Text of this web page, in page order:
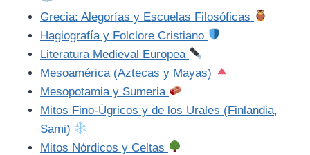
Grecia: Alegorías y Escuelas Filosóficas
Hagiografía y Folclore Cristiano
Literatura Medieval Europea
Mesoamérica (Aztecas y Mayas)
Mesopotamia y Sumeria
Mitos Fino-Úgricos y de los Urales (Finlandia,
Sami)
Mitos Nórdicos y Celtas